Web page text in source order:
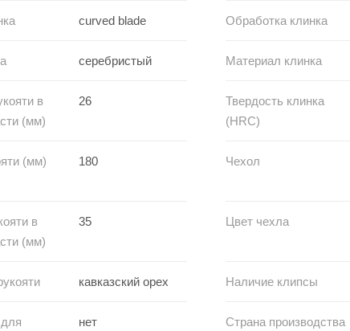
curved blade Обработка клинка
серебристый Материал клинка
в
(мм)
26
Твердость клинка
(HRC)
(мм) 180 Чехол
в
(мм)
35 Цвет чехла
кавказский орех Наличие клипсы
нет Страна производства